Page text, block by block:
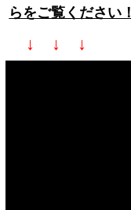
らをご覧ください！
↓ ↓ ↓